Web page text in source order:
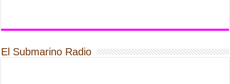
El Submarino Radio